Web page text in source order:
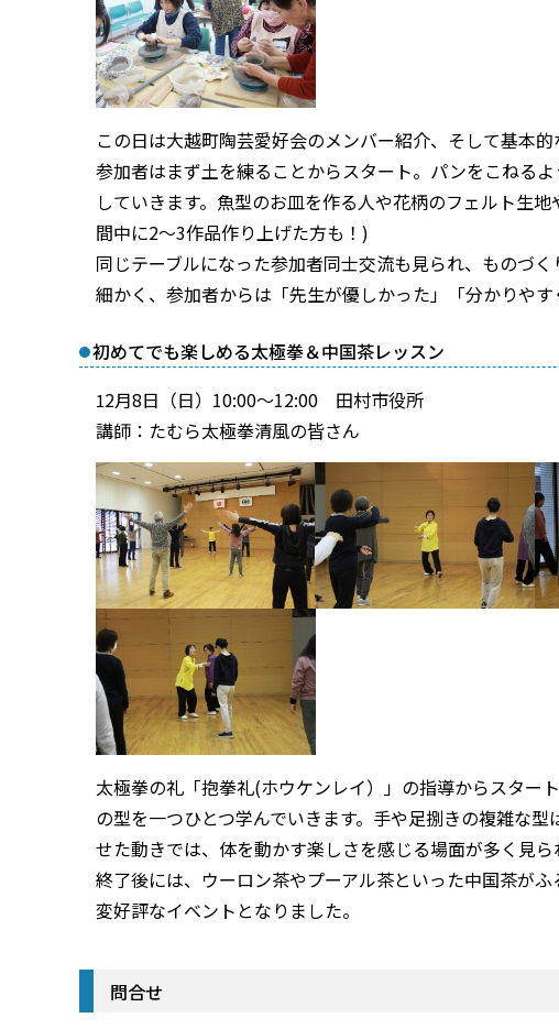
この日は大越町陶芸愛好会のメンバー紹介、そして基本的
参加者はまず土を練ることからスタート。パンをこねる
していきます。魚型のお皿を作る人や花柄のフェルト生
間中に2～3作品作り上げた方も！ )
同じテーブルになった参加者同士交流も見られ、ものづ
細かく、参加者からは「先生が優しかった」「分かりや
初めてでも楽しめる太極拳＆中国茶レッスン
12月8日（日）10:00～12:00 田村市役所
講師：たむら太極拳清風の皆さん
太極拳の礼「抱拳礼(ホウケンレイ）」の指導からスター
の型を一つひとつ学んでいきます。手や足捌きの複雑な
せた動きでは、体を動かす楽しさを感じる場面が多く見ら
終了後には、ウーロン茶やプーアル茶といった中国茶が
変好評なイベントとなりました。
問合せ